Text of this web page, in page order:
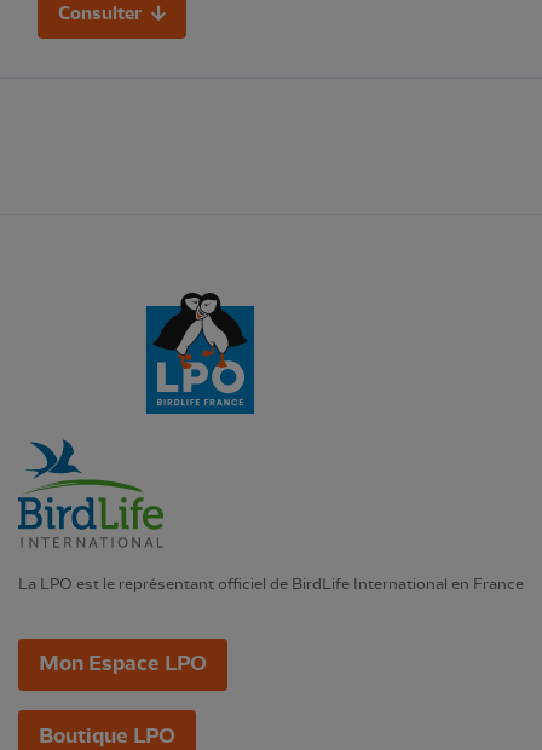
Consulter
La LPO est le représentant officiel de BirdLife International en France
Mon Espace LPO
Boutique LPO